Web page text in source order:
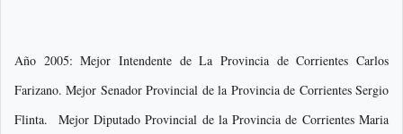
Año 2005: Mejor Intendente de La Provincia de Corrientes Carlos
Farizano. Mejor Senador Provincial de la Provincia de Corrientes Sergio
Flinta. Mejor Diputado Provincial de la Provincia de Corrientes Maria